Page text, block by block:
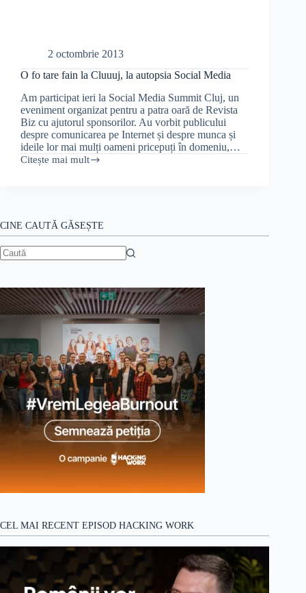
2 octombrie 2013
O fo tare fain la Cluuuj, la autopsia Social Media
Am participat ieri la Social Media Summit Cluj, un
eveniment organizat pentru a patra oară de Revista
Biz cu ajutorul sponsorilor. Au vorbit publicului
despre comunicarea pe Internet și despre munca și
ideile lor mai mulți oameni pricepuți în domeniu,…
Citește mai mult
O
Cluuuj,
la
autopsia
Social
CINE CAUTĂ GĂSEȘTE
CEL MAI RECENT EPISOD HACKING WORK